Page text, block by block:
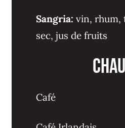
Sangria: vin, rhum,
sec, jus de fruits
Café